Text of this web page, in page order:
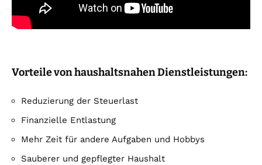
Vorteile von haushaltsnahen Dienstleistungen:
Reduzierung der Steuerlast
Finanzielle Entlastung
Mehr Zeit für andere Aufgaben und Hobbys
Sauberer und gepflegter Haushalt